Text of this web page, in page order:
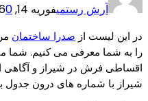
آرش رستمیفوریه 14, 2026 0 نظر
در این لیست از صدرا ساختمان
را به شما معرفی می کنیم. شما
اقساطی فرش در شیراز و
شیراز با شماره های درون جدول